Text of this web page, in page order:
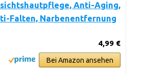
Anti-Aging,
Falten, Narbenentfernung
4,99 €
Bei Amazon ansehen